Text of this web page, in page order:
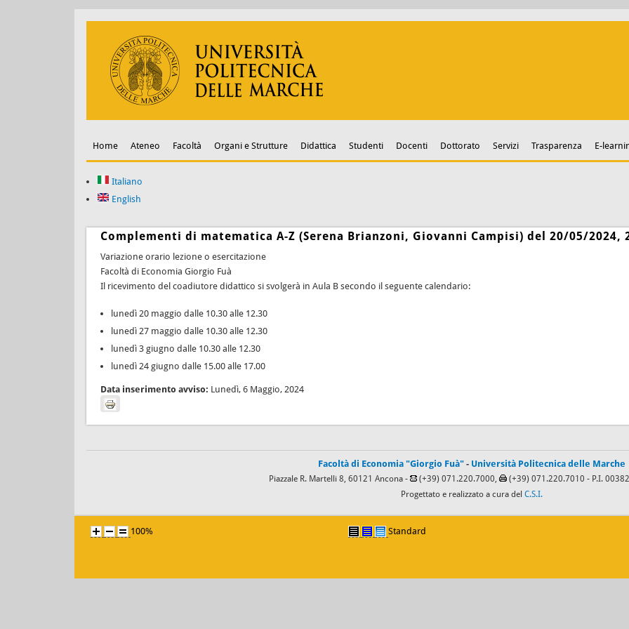
Home Ateneo Facoltà Organi e Strutture Didattica Studenti Docenti Dottorato Servizi Trasparenza E-
Italiano
English
Complementi di matematica A-Z (Serena Brianzoni, Giovanni Campisi) del 20/05/2024,
Variazione orario lezione o esercitazione
Facoltà di Economia Giorgio Fuà
Il ricevimento del coadiutore didattico si svolgerà in Aula B secondo il seguente calendario:
lunedì 20 maggio dalle 10.30 alle 12.30
lunedì 27 maggio dalle 10.30 alle 12.30
lunedì 3 giugno dalle 10.30 alle 12.30
lunedì 24 giugno dalle 15.00 alle 17.00
Data inserimento avviso: Lunedì, 6 Maggio, 2024
Facoltà di Economia "Giorgio Fuà" - Università Politecnica delle Marche
Piazzale R. Martelli 8, 60121 Ancona - (+39) 071.220.7000, (+39) 071.220.7010 - P.I.
Progettato e realizzato a cura del C.S.I.
100% Standard